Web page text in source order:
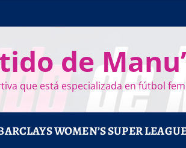
de
que está especializada en fútbol
WOMEN’S SUPER